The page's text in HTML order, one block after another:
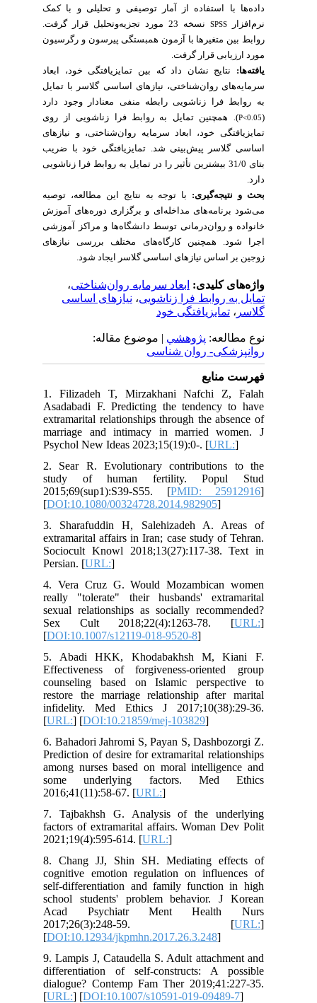
داده‌ها با استفاده از آمار توصیفی و تحلیلی و با کمک
نرم‌افزارSPSS
نسخه 23 مورد تجزیه‌وتحلیل قرار گرفت.
روابط بین متغیرها با آزمون همبستگی پیرسون و رگرسیون
مورد ارزیابی قرار گرفت.
یافته‌ها:نتایج نشان داد که بینتمایزیافتگی خود، ابعاد
سرمایه‌های روان‌شناختی، نیازهای اساسی گلاسر با تمایل
به روابط فرا زناشویی رابطه منفی معنادار وجود دارد
P<0.05
)
.همچنین تمایل به روابط فرا زناشویی از روی
تمایزیافتگی خود، ابعاد سرمایه روان‌شناختی، و نیازهای
اساسی گلاسر پیش‌بینی شد. تمایزیافتگی خود با ضریب
بتای 31/0 بیشترین تأثیر را در تمایل به روابط فرا زناشویی
دارد.
بحث و نتیجه‌گیری:با توجه به نتایج این مطالعه،توصیه
می‌شود برنامه‌های مداخله‌ای و برگزاری دوره‌های آموزش
خانواده و روان‌درمانی توسط دانشگاه‌ها و مراکز آموزشی
اجرا شود. همچنین کارگاه‌های مختلف بررسی نیازهای
زوجین بر اساس نیازهای اساسی گلاسر ایجاد شود.
واژه‌های کلیدی:ابعاد سرمایه روان‌شناختی،
تمایل به روابط فرا زناشویی،نیازهای اساسی
گلاسر، تمایزیافتگی خود
نوع مطالعه:پژوهشي| موضوع مقاله:
روانپزشکی- روان شناسی
فهرست منابع
1. Filizadeh T, Mirzakhani Nafchi Z, Falah
Asadabadi F. Predicting the tendency to have
extramarital relationships through the absence of
marriage and intimacy in married women. J
Psychol New Ideas 2023;15(19):0-. [URL:
2. Sear R. Evolutionary contributions to the
study of human fertility. Popul Stud
2015;69(sup1):S39-S55. [PMID: 25912916
[DOI:10.1080/00324728.2014.982905
3. Sharafuddin H, Salehizadeh A. Areas of
extramarital affairs in Iran; case study of Tehran.
Sociocult Knowl 2018;13(27):117-38. Text in
Persian. [URL:
4. Vera Cruz G. Would Mozambican women
really "tolerate" their husbands' extramarital
sexual relationships as socially recommended?
Sex Cult 2018;22(4):1263-78. [URL:
[DOI:10.1007/s12119-018-9520-8
5. Abadi HKK, Khodabakhsh M, Kiani F.
Effectiveness of forgiveness-oriented group
counseling based on Islamic perspective to
restore the marriage relationship after marital
infidelity. Med Ethics J 2017;10(38):29-36.
[URL:] [DOI:10.21859/mej-103829
6. Bahadori Jahromi S, Payan S, Dashbozorgi Z.
Prediction of desire for extramarital relationships
among nurses based on moral intelligence and
some underlying factors. Med Ethics
2016;41(11):58-67. [URL:
7. Tajbakhsh G. Analysis of the underlying
factors of extramarital affairs. Woman Dev Polit
2021;19(4):595-614. [URL:
8. Chang JJ, Shin SH. Mediating effects of
cognitive emotion regulation on influences of
self-differentiation and family function in high
school students' problem behavior. J Korean
Acad Psychiatr Ment Health Nurs
2017;26(3):248-59. [URL:
[DOI:10.12934/jkpmhn.2017.26.3.248
9. Lampis J, Cataudella S. Adult attachment and
differentiation of self-constructs: A possible
dialogue? Contemp Fam Ther 2019;41:227-35.
[URL:] [DOI:10.1007/s10591-019-09489-7